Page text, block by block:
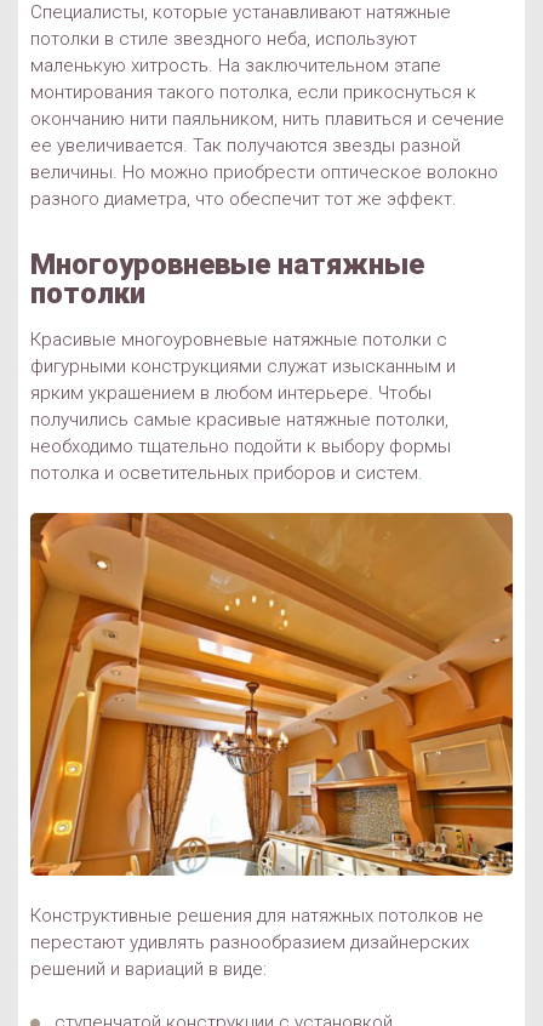
Специалисты, которые устанавливают натяжные
потолки в стиле звездного неба, используют
маленькую хитрость. На заключительном этапе
монтирования такого потолка, если прикоснуться к
окончанию нити паяльником, нить плавиться и сечение
ее увеличивается. Так получаются звезды разной
величины. Но можно приобрести оптическое волокно
разного диаметра, что обеспечит тот же эффект.
Многоуровневые натяжные
потолки
Красивые многоуровневые натяжные потолки с
фигурными конструкциями служат изысканным и
ярким украшением в любом интерьере. Чтобы
получились самые красивые натяжные потолки,
необходимо тщательно подойти к выбору формы
потолка и осветительных приборов и систем.
Конструктивные решения для натяжных потолков не
перестают удивлять разнообразием дизайнерских
решений и вариаций в виде: